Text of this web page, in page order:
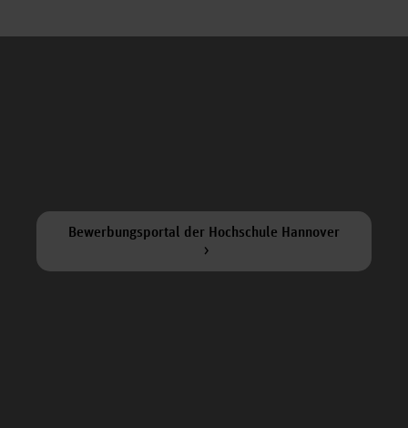
Bewerbungsportal der Hochschule Hannover